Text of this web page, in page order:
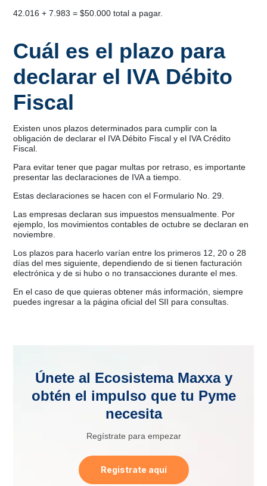
42.016 + 7.983 = $50.000 total a pagar.
Cuál es el plazo para
declarar el IVA Débito
Fiscal
Existen unos plazos determinados para cumplir con la
obligación de declarar el IVA Débito Fiscal y el IVA Crédito
Fiscal.
Para evitar tener que pagar multas por retraso, es importante
presentar las declaraciones de IVA a tiempo.
Estas declaraciones se hacen con el Formulario No. 29.
Las empresas declaran sus impuestos mensualmente. Por
ejemplo, los movimientos contables de octubre se declaran en
noviembre.
Los plazos para hacerlo varían entre los primeros 12, 20 o 28
días del mes siguiente, dependiendo de si tienen facturación
electrónica y de si hubo o no transacciones durante el mes.
En el caso de que quieras obtener más información, siempre
puedes ingresar a la página oficial del SII para consultas.
Únete al Ecosistema Maxxa y
obtén el impulso que tu Pyme
necesita
Regístrate para empezar
Registrate aquí